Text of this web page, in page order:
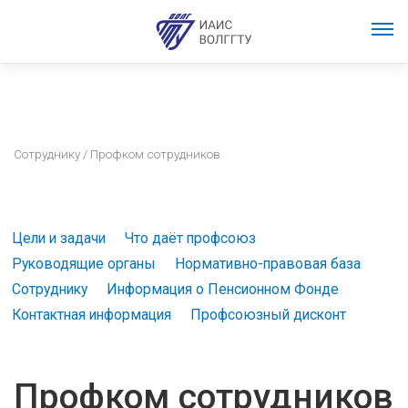
Сотруднику / Профком сотрудников
Цели и задачи
Что даёт профсоюз
Руководящие органы
Нормативно-правовая база
Сотруднику
Информация о Пенсионном Фонде
Контактная информация
Профсоюзный дисконт
Профком сотрудников